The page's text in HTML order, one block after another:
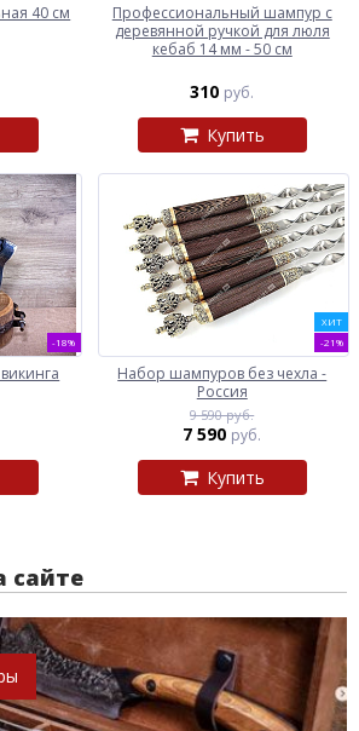
40 см
Профессиональный шампур с
деревянной ручкой для люля
кебаб 14 мм - 50 см
310 руб.
Купить
-18%
ХИТ
-21%
Набор шампуров без чехла -
Россия
9 590 руб.
7 590 руб.
Купить
сайте